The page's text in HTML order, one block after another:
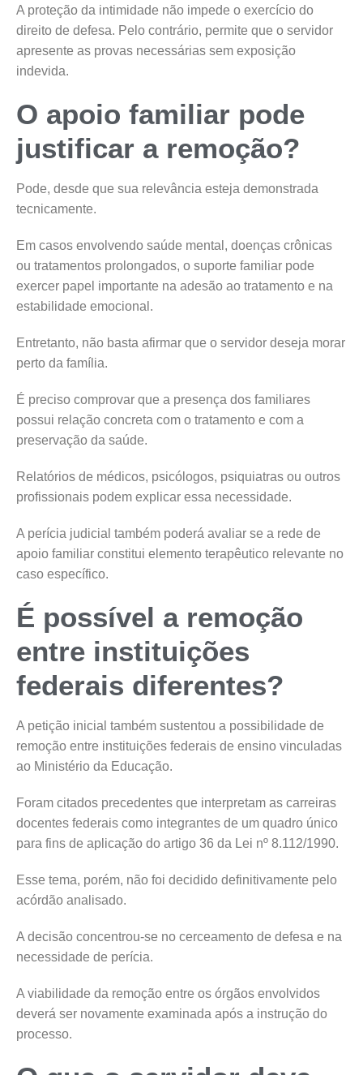
A proteção da intimidade não impede o exercício do
direito de defesa. Pelo contrário, permite que o servidor
apresente as provas necessárias sem exposição
indevida.
O apoio familiar pode
justificar a remoção?
Pode, desde que sua relevância esteja demonstrada
tecnicamente.
Em casos envolvendo saúde mental, doenças crônicas
ou tratamentos prolongados, o suporte familiar pode
exercer papel importante na adesão ao tratamento e na
estabilidade emocional.
Entretanto, não basta afirmar que o servidor deseja morar
perto da família.
É preciso comprovar que a presença dos familiares
possui relação concreta com o tratamento e com a
preservação da saúde.
Relatórios de médicos, psicólogos, psiquiatras ou outros
profissionais podem explicar essa necessidade.
A perícia judicial também poderá avaliar se a rede de
apoio familiar constitui elemento terapêutico relevante no
caso específico.
É possível a remoção
entre instituições
federais diferentes?
A petição inicial também sustentou a possibilidade de
remoção entre instituições federais de ensino vinculadas
ao Ministério da Educação.
Foram citados precedentes que interpretam as carreiras
docentes federais como integrantes de um quadro único
para fins de aplicação do artigo 36 da Lei nº 8.112/1990.
Esse tema, porém, não foi decidido definitivamente pelo
acórdão analisado.
A decisão concentrou-se no cerceamento de defesa e na
necessidade de perícia.
A viabilidade da remoção entre os órgãos envolvidos
deverá ser novamente examinada após a instrução do
processo.